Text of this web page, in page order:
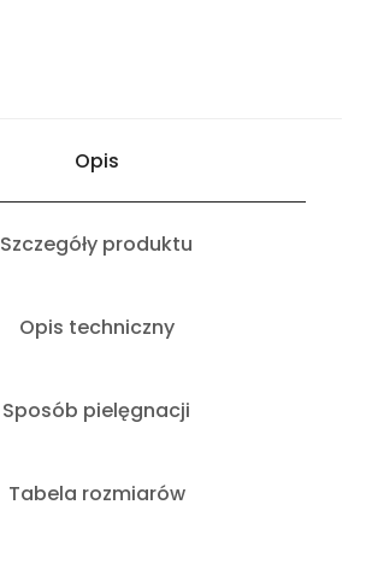
Opis
Szczegóły produktu
Opis techniczny
Sposób pielęgnacji
Tabela rozmiarów